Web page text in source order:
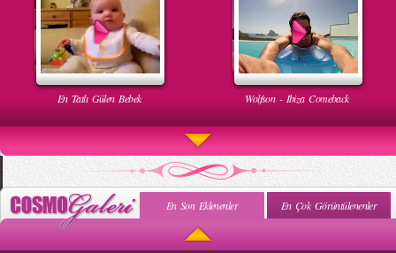
En Tatlı Gülen Bebek Wolfson - Ibiza Comeback
Uyuyan Bebeğe Gangnam Dinletilirse Ne Olur
En Son Eklenenler En Çok Görüntülenenler